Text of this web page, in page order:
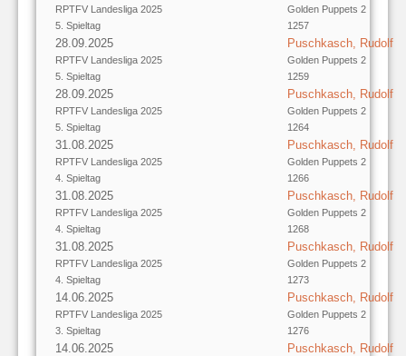
RPTFV Landesliga 2025
5. Spieltag
Golden Puppets 2
1257
28.09.2025
RPTFV Landesliga 2025
5. Spieltag
Puschkasch, Rudolf
Golden Puppets 2
1259
28.09.2025
RPTFV Landesliga 2025
5. Spieltag
Puschkasch, Rudolf
Golden Puppets 2
1264
31.08.2025
RPTFV Landesliga 2025
4. Spieltag
Puschkasch, Rudolf
Golden Puppets 2
1266
31.08.2025
RPTFV Landesliga 2025
4. Spieltag
Puschkasch, Rudolf
Golden Puppets 2
1268
31.08.2025
RPTFV Landesliga 2025
4. Spieltag
Puschkasch, Rudolf
Golden Puppets 2
1273
14.06.2025
RPTFV Landesliga 2025
3. Spieltag
Puschkasch, Rudolf
Golden Puppets 2
1276
14.06.2025 Puschkasch, Rudolf